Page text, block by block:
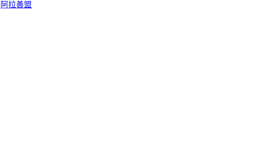
阿拉善盟